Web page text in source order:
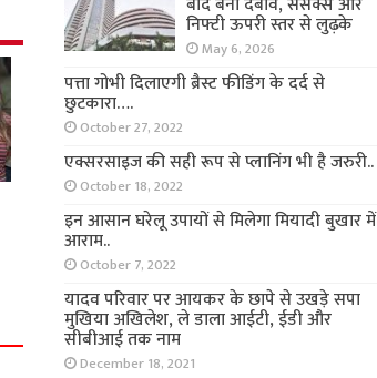
निफ्टी ऊपरी स्तर से लुढ़के
May 6, 2026
पत्ता गोभी दिलाएगी ब्रैस्ट फीडिंग के दर्द से
छुटकारा….
October 27, 2022
एक्सरसाइज की सही रूप से प्लानिंग भी है जरुरी..
October 18, 2022
इन आसान घरेलू उपायों से मिलेगा मियादी बुखार में
आराम..
October 7, 2022
यादव परिवार पर आयकर के छापे से उखड़े सपा
मुखिया अखिलेश, ले डाला आईटी, ईडी और
सीबीआई तक नाम
December 18, 2021